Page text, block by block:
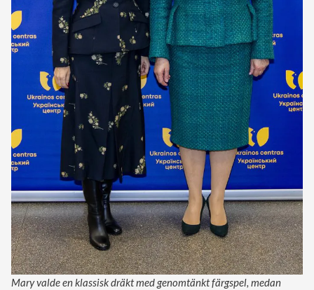
Mary valde en klassisk dräkt med genomtänkt färgspel, medan